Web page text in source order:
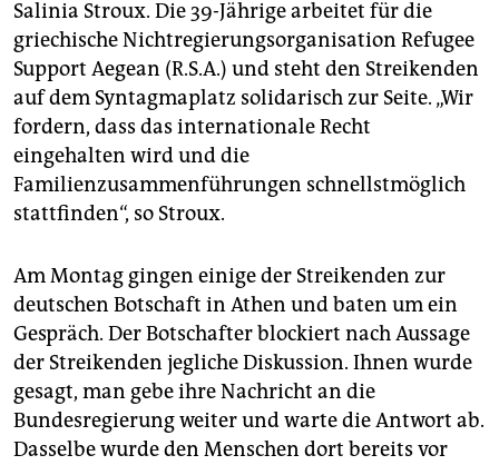
Salinia Stroux. Die 39-Jährige arbeitet für die
griechische Nichtregierungsorganisation Refugee
Support Aegean (R.S.A.) und steht den Streikenden
auf dem Syntagmaplatz solidarisch zur Seite. „Wir
fordern, dass das internationale Recht
eingehalten wird und die
Familienzusammenführungen schnellstmöglich
stattfinden“, so Stroux.
Am Montag gingen einige der Streikenden zur
deutschen Botschaft in Athen und baten um ein
Gespräch. Der Botschafter blockiert nach Aussage
der Streikenden jegliche Diskussion. Ihnen wurde
gesagt, man gebe ihre Nachricht an die
Bundesregierung weiter und warte die Antwort ab.
Dasselbe wurde den Menschen dort bereits vor